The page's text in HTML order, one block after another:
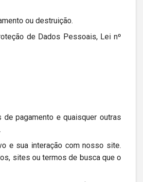
ou destruição.
de Dados Pessoais, Lei nº
pagamento e quaisquer outras
e sua interação com nosso site.
sites ou termos de busca que o